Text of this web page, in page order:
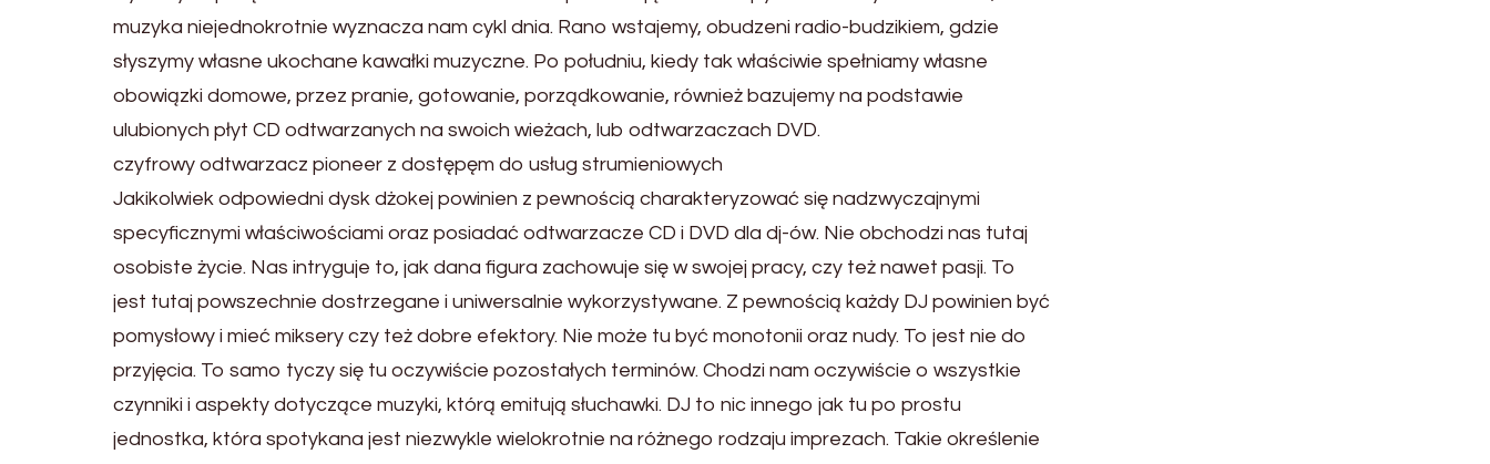
muzyka niejednokrotnie wyznacza nam cykl dnia. Rano wstajemy, obudzeni radio-budzikiem, gdzie
słyszymy własne ukochane kawałki muzyczne. Po południu, kiedy tak właściwie spełniamy własne
obowiązki domowe, przez pranie, gotowanie, porządkowanie, również bazujemy na podstawie
ulubionych płyt CD odtwarzanych na swoich wieżach, lub odtwarzaczach DVD.
czyfrowy odtwarzacz pioneer z dostępęm do usług strumieniowych
Jakikolwiek odpowiedni dysk dżokej powinien z pewnością charakteryzować się nadzwyczajnymi
specyficznymi właściwościami oraz posiadać odtwarzacze CD i DVD dla dj-ów. Nie obchodzi nas tutaj
osobiste życie. Nas intryguje to, jak dana figura zachowuje się w swojej pracy, czy też nawet pasji. To
jest tutaj powszechnie dostrzegane i uniwersalnie wykorzystywane. Z pewnością każdy DJ powinien być
pomysłowy i mieć miksery czy też dobre efektory. Nie może tu być monotonii oraz nudy. To jest nie do
przyjęcia. To samo tyczy się tu oczywiście pozostałych terminów. Chodzi nam oczywiście o wszystkie
czynniki i aspekty dotyczące muzyki, którą emitują słuchawki. DJ to nic innego jak tu po prostu
jednostka, która spotykana jest niezwykle wielokrotnie na różnego rodzaju imprezach. Takie określenie